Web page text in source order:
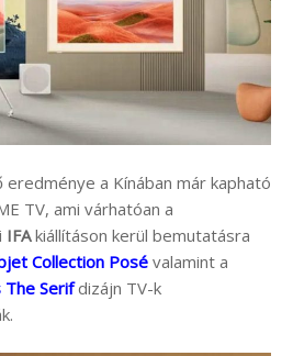
a Kínában már kapható
TV, ami várhatóan a
IFAkiállításon kerül bemutatásra
Collection Posé valamint a
The Serif dizájn TV-k